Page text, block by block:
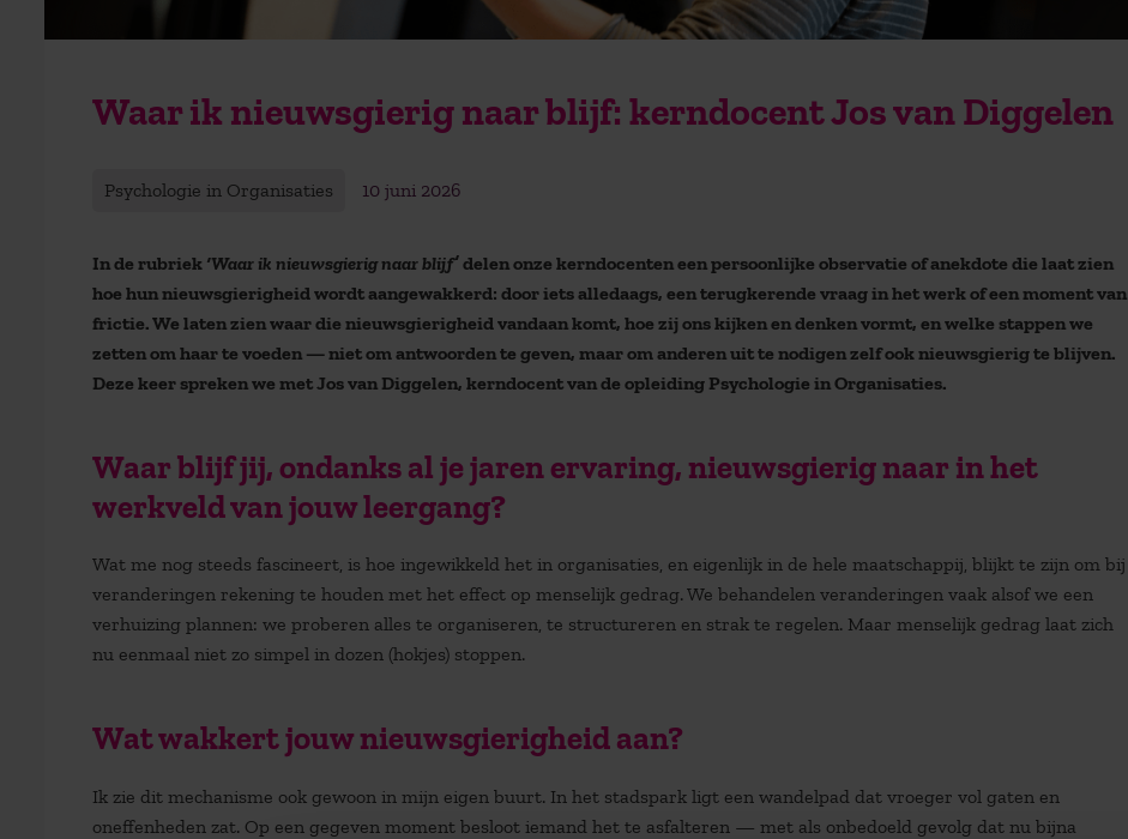
Waar ik nieuwsgierig naar blijf: kerndocent Jos van Diggelen
Psychologie in Organisaties 10 juni 2026
In de rubriek ‘Waar ik nieuwsgierig naar blijf’delen onze kerndocenten een persoonlijke observatie of anekdote die laat zien
hoe hun nieuwsgierigheid wordt aangewakkerd: door iets alledaags, een terugkerende vraag in het werk of een moment van
frictie. We laten zien waar die nieuwsgierigheid vandaan komt, hoe zij ons kijken en denken vormt, en welke stappen we
zetten om haar te voeden — niet om antwoorden te geven, maar om anderen uit te nodigen zelf ook nieuwsgierig te blijven.
Deze keer spreken we met Jos van Diggelen, kerndocent van de opleiding Psychologie in Organisaties.
Waar blijf jij, ondanks al je jaren ervaring, nieuwsgierig naar in het
werkveld van jouw leergang?
Wat me nog steeds fascineert, is hoe ingewikkeld het in organisaties, en eigenlijk in de hele maatschappij, blijkt te zijn om bij
veranderingen rekening te houden met het effect op menselijk gedrag. We behandelen veranderingen vaak alsof we een
verhuizing plannen: we proberen alles te organiseren, te structureren en strak te regelen. Maar menselijk gedrag laat zich
nu eenmaal niet zo simpel in dozen (hokjes) stoppen.
Wat wakkert jouw nieuwsgierigheid aan?
Ik zie dit mechanisme ook gewoon in mijn eigen buurt. In het stadspark ligt een wandelpad dat vroeger vol gaten en
oneffenheden zat. Op een gegeven moment besloot iemand het te asfalteren — met als onbedoeld gevolg dat nu bijna